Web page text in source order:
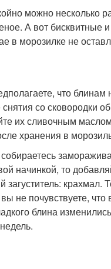
можно несколько
А вот бисквитные
в морозилке не
что блинам
со сковородки
их сливочным
хранения в
начинкой, то
загуститель: крахмал.
не почувствуете,
блина